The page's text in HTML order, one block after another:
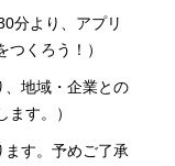
分より、アプリ
つくろう！）
、地域・企業との
す。）
ます。予めご了承